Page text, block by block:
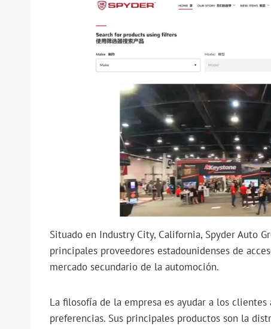
Situado en Industry City, California, Spyder Auto
principales proveedores estadounidenses de
mercado secundario de la automoción.
La filosofía de la empresa es ayudar a los
preferencias. Sus principales productos son la